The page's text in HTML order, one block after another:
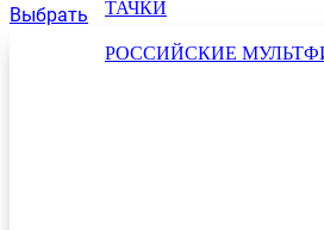
ТАЧКИ
РОССИЙСКИЕ
Выбрать